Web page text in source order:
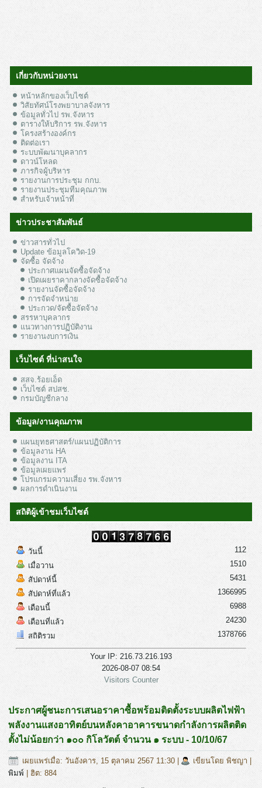
เกี่ยวกับหน่วยงาน
หน้าหลักของเว็บไซต์
วิสัยทัศน์โรงพยาบาลจังหาร
ข้อมูลทั่วไป รพ.จังหาร
ตารางให้บริการ รพ.จังหาร
โครงสร้างองค์กร
ติดต่อเรา
ระบบพัฒนาบุคลากร
ดาวน์โหลด
ภารกิจผู้บริหาร
รายงานการประชุม กกบ.
รายงานประชุมทีมคุณภาพ
สำหรับเจ้าหน้าที่
ข่าวประชาสัมพันธ์
ข่าวสารทั่วไป
Update ข้อมูลโควิด-19
จัดซื้อ จัดจ้าง
ประกาศแผนจัดซื้อจัดจ้าง
เปิดเผยราคากลางจัดซื้อจัดจ้าง
รายงานจัดซื้อจัดจ้าง
การจัดจำหน่าย
ประกวด/จัดซื้อจัดจ้าง
สรรหาบุคลากร
แนวทางการปฏิบัติงาน
รายงานงบการเงิน
เว็บไซต์ ที่น่าสนใจ
สสจ.ร้อยเอ็ด
เว็บไซต์ สปสช.
กรมบัญชีกลาง
ข้อมูล/งานคุณภาพ
แผนยุทธศาสตร์/แผนปฏิบัติการ
ข้อมูลงาน HA
ข้อมูลงาน ITA
ข้อมูลเผยแพร่
โปรแกรมความเสี่ยง รพ.จังหาร
ผลการดำเนินงาน
สถิติผู้เข้าชมเว็บไซต์
วันนี้
เมื่อวาน
สัปดาห์นี้
สัปดาห์ที่แล้ว
เดือนนี้
เดือนที่แล้ว
สถิติรวม
112
1510
5431
1366995
6988
24230
1378766
Your IP: 216.73.216.193
2026-08-07 08:54
Visitors Counter
ประกาศผู้ชนะการเสนอราคาซื้อพร้อมติดตั้งระบบผลิตไฟฟ้า
พลังงานแสงอาทิตย์บนหลังคาอาคารขนาดกำลังการผลิตติด
ตั้งไม่น้อยกว่า ๑๐๐ กิโลวัตต์ จำนวน ๑ ระบบ - 10/10/67
เผยแพร่เมื่อ: วันอังคาร, 15 ตุลาคม 2567 11:30 | เขียนโดย พิชญา |
พิมพ์ | ฮิต: 884